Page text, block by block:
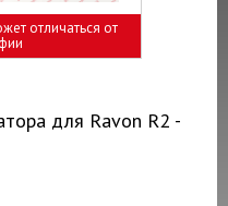
отличаться от
для Ravon R2 -